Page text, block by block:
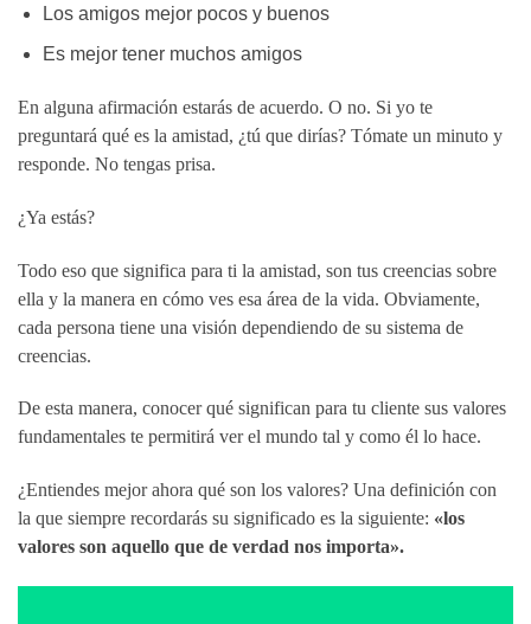
Los amigos mejor pocos y buenos
Es mejor tener muchos amigos
En alguna afirmación estarás de acuerdo. O no. Si yo te
preguntará qué es la amistad, ¿tú que dirías? Tómate un minuto y
responde. No tengas prisa.
¿Ya estás?
Todo eso que significa para ti la amistad, son tus creencias sobre
ella y la manera en cómo ves esa área de la vida. Obviamente,
cada persona tiene una visión dependiendo de su sistema de
creencias.
De esta manera, conocer qué significan para tu cliente sus valores
fundamentales te permitirá ver el mundo tal y como él lo hace.
¿Entiendes mejor ahora qué son los valores? Una definición con
la que siempre recordarás su significado es la siguiente: «los
valores son aquello que de verdad nos importa».